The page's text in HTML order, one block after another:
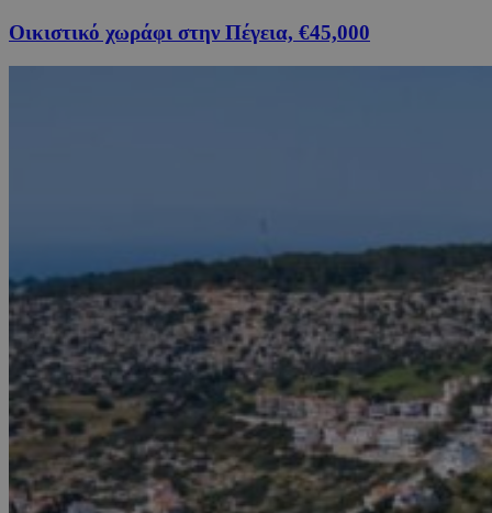
Οικιστικό χωράφι στην Πέγεια, €45,000